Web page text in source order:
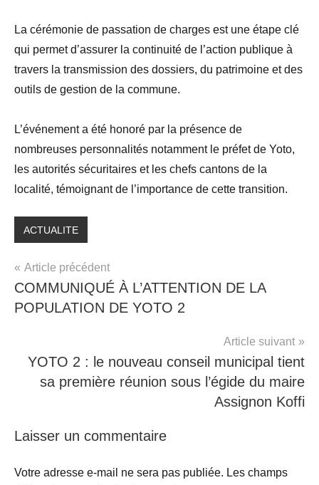
​La cérémonie de passation de charges est une étape clé
qui permet d’assurer la continuité de l’action publique à
travers la transmission des dossiers, du patrimoine et des
outils de gestion de la commune.
​L’événement a été honoré par la présence de
nombreuses personnalités notamment le préfet de Yoto,
les autorités sécuritaires et les chefs cantons de la
localité, témoignant de l’importance de cette transition.
ACTUALITE
Article précédent
COMMUNIQUÉ À L’ATTENTION DE LA
POPULATION DE YOTO 2
Article suivant
YOTO 2 : le nouveau conseil municipal tient
sa première réunion sous l’égide du maire
Assignon Koffi
Laisser un commentaire
Votre adresse e-mail ne sera pas publiée. Les champs